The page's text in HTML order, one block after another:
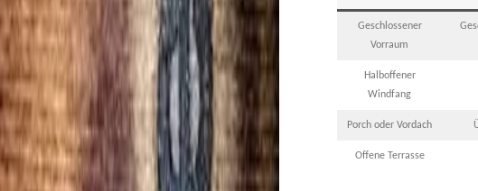
Geschlossener
Vorraum
Halboffener
Windfang
Porch oder Vordach
Offene Terrasse